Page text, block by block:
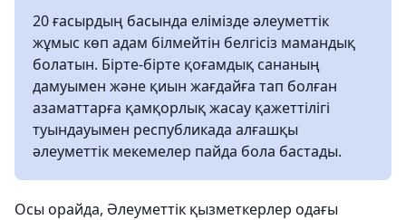
20 ғасырдың басында елімізде әлеуметтік
жұмыс көп адам білмейтін белгісіз мамандық
болатын. Бірте-бірте қоғамдық сананың
дамуымен және қиын жағдайға тап болған
азаматтарға қамқорлық жасау қажеттілігі
туындауымен республикада алғашқы
әлеуметтік мекемелер пайда бола бастады.
Осы орайда, Әлеуметтік қызметкерлер одағы